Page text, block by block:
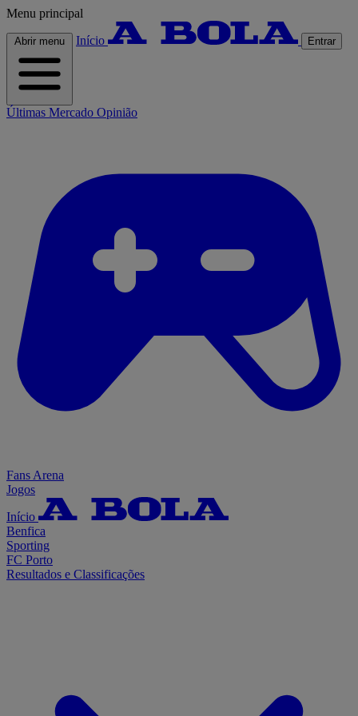
Menu principal
Abrir menu Início Entrar
Últimas Mercado Opinião
Fans Arena
Jogos
Início
Benfica
Sporting
FC Porto
Resultados e Classificações